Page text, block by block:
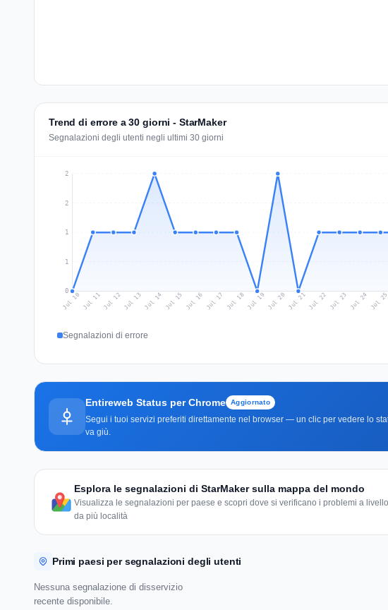
Trend di errore a 30 giorni - StarMaker
Segnalazioni degli utenti negli ultimi 30 giorni
0
1
1
2
2
Jul 10 Jul 11Jul 12Jul 13 Jul 14 Jul 15 Jul 16 Jul 17 Jul 18Jul 19 Jul 20 Jul 21Jul 22 Jul 23 Jul 24 Jul 25
Segnalazioni di errore
Entireweb Status per Chrome Aggiornato
Segui i tuoi servizi preferiti direttamente nel browser — un clic per vedere lo
va giù.
Esplora le segnalazioni di StarMaker sulla mappa del mondo
Visualizza le segnalazioni per paese e scopri dove si verificano i problemi a
da più località
Primi paesi per segnalazioni degli utenti
Nessuna segnalazione di disservizio
recente disponibile.